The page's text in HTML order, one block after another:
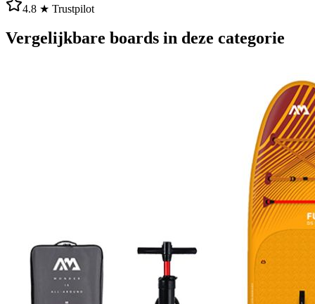
4.8 ★ Trustpilot
Vergelijkbare boards in deze categorie